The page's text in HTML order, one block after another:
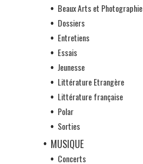
Beaux Arts et Photographie
Dossiers
Entretiens
Essais
Jeunesse
Littérature Etrangère
Littérature française
Polar
Sorties
MUSIQUE
Concerts